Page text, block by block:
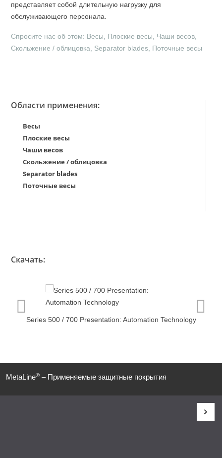
представляет собой длительную нагрузку для
обслуживающего персонала.
Спросите нас об этом: Весы, Плоские весы, Чаши весов,
Скольжение / облицовка, Separator blades, Поточные весы
Области применения:
Весы
Плоские весы
Чаши весов
Скольжение / облицовка
Separator blades
Поточные весы
Скачать:
Series 500 / 700 Presentation: Automation Technology
MetaLine® – Применяемые защитные покрытия